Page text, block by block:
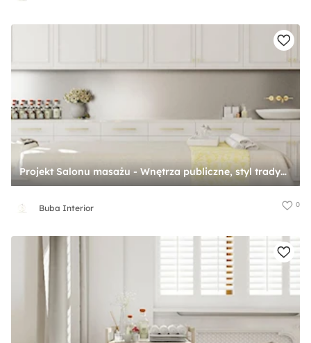
Projekt Salonu masażu - Wnętrza publiczne, styl tradycyjny - zdjęcie od Buba Interior
Buba Interior 0